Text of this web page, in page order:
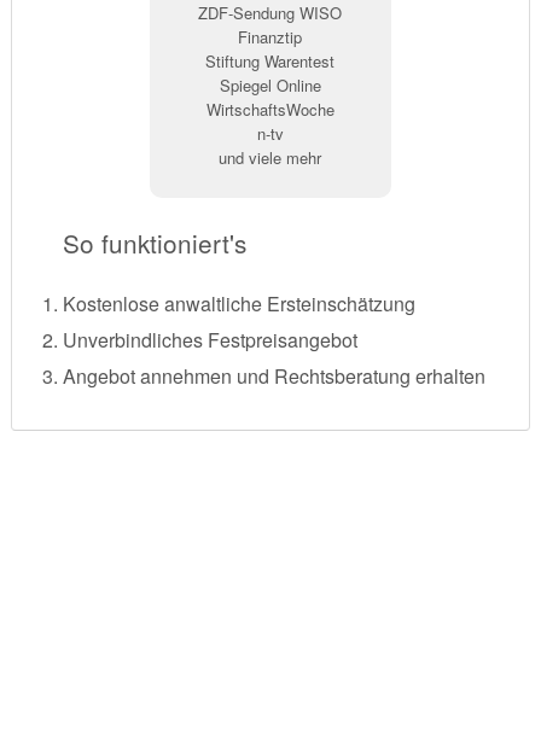
ZDF-Sendung WISO
Finanztip
Stiftung Warentest
Spiegel Online
WirtschaftsWoche
n-tv
und viele mehr
So funktioniert's
Kostenlose anwaltliche Ersteinschätzung
Unverbindliches Festpreisangebot
Angebot annehmen und Rechtsberatung erhalten